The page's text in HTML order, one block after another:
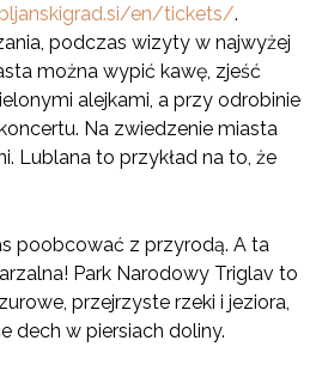
en/tickets/.
podczas wizyty w najwyżej
można wypić kawę, zjeść
alejkami, a przy odrobinie
Na zwiedzenie miasta
Lublana to przykład na to, że
poobcować z przyrodą. A ta
Park Narodowy Triglav to
przejrzyste rzeki i jeziora,
dech w piersiach doliny.